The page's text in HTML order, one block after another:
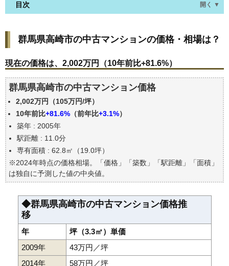
目次 開く ▼
現在の価格は、2,002万円（10年前比+81.6%）
価格を詳細に分析しよう
築年数で価格はどうなる？
群馬県高崎市の中古マンションの過去の売買事例
公示地価はいくら
エリアの将来性を人口予想から検討しよう
自分の年収でいくらの不動産が買える？
群馬県高崎市の中古マンションの価格・相場は？
現在の価格は、2,002万円（10年前比+81.6%）
群馬県高崎市の中古マンション価格
2,002万円（105万円/坪）
10年前比+81.6% （前年比+3.1%）
築年 : 2005年
駅距離 : 11.0分
専有面積 : 62.8㎡（19.0坪）
※2024年時点の価格相場。「価格」「築数」「駅距離」「面積」
は独自に予測した値の中央値。
◆群馬県高崎市の中古マンション価格推
移
年
坪（3.3㎡）単価
2009年
43万円／坪
2014年
58万円／坪